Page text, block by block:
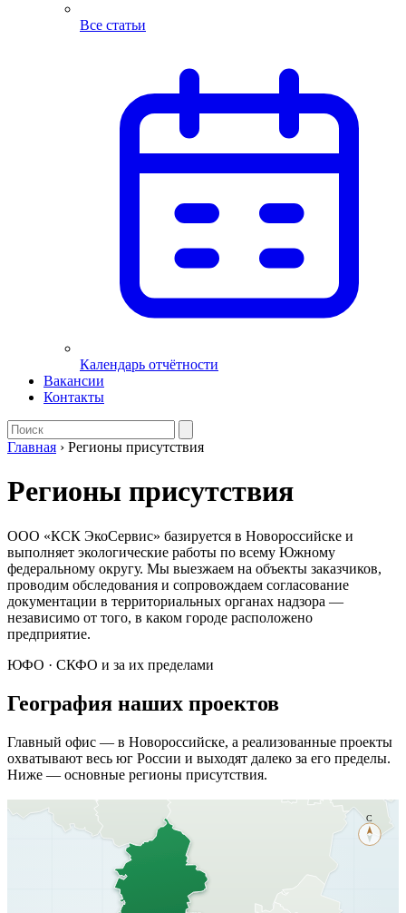
Все статьи
Календарь отчётности
Вакансии
Контакты
Главная › Регионы присутствия
Регионы присутствия
ООО «КСК ЭкоСервис» базируется в Новороссийске и
выполняет экологические работы по всему Южному
федеральному округу. Мы выезжаем на объекты заказчиков,
проводим обследования и сопровождаем согласование
документации в территориальных органах надзора —
независимо от того, в каком городе расположено
предприятие.
ЮФО · СКФО и за их пределами
География наших проектов
Главный офис — в Новороссийске, а реализованные проекты
охватывают весь юг России и выходят далеко за его пределы.
Ниже — основные регионы присутствия.
С